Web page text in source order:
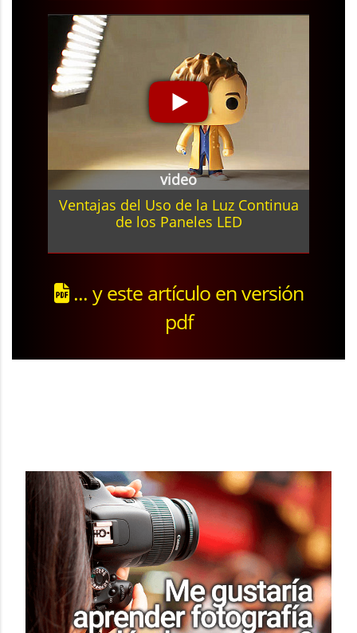
video
Ventajas del Uso de la Luz Continua
de los Paneles LED
... y este artículo en versión
pdf